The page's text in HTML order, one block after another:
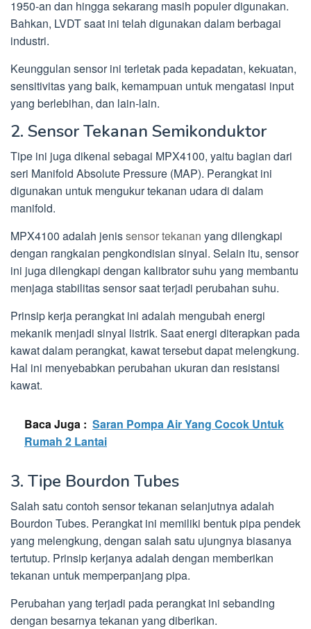
1950-an dan hingga sekarang masih populer digunakan.
Bahkan, LVDT saat ini telah digunakan dalam berbagai
industri.
Keunggulan sensor ini terletak pada kepadatan, kekuatan,
sensitivitas yang baik, kemampuan untuk mengatasi input
yang berlebihan, dan lain-lain.
2. Sensor Tekanan Semikonduktor
Tipe ini juga dikenal sebagai MPX4100, yaitu bagian dari
seri Manifold Absolute Pressure (MAP). Perangkat ini
digunakan untuk mengukur tekanan udara di dalam
manifold.
MPX4100 adalah jenissensor tekanan yang dilengkapi
dengan rangkaian pengkondisian sinyal. Selain itu, sensor
ini juga dilengkapi dengan kalibrator suhu yang membantu
menjaga stabilitas sensor saat terjadi perubahan suhu.
Prinsip kerja perangkat ini adalah mengubah energi
mekanik menjadi sinyal listrik. Saat energi diterapkan pada
kawat dalam perangkat, kawat tersebut dapat melengkung.
Hal ini menyebabkan perubahan ukuran dan resistansi
kawat.
Baca Juga : Saran Pompa Air Yang Cocok Untuk
Rumah 2 Lantai
3. Tipe Bourdon Tubes
Salah satu contoh sensor tekanan selanjutnya adalah
Bourdon Tubes. Perangkat ini memiliki bentuk pipa pendek
yang melengkung, dengan salah satu ujungnya biasanya
tertutup. Prinsip kerjanya adalah dengan memberikan
tekanan untuk memperpanjang pipa.
Perubahan yang terjadi pada perangkat ini sebanding
dengan besarnya tekanan yang diberikan.